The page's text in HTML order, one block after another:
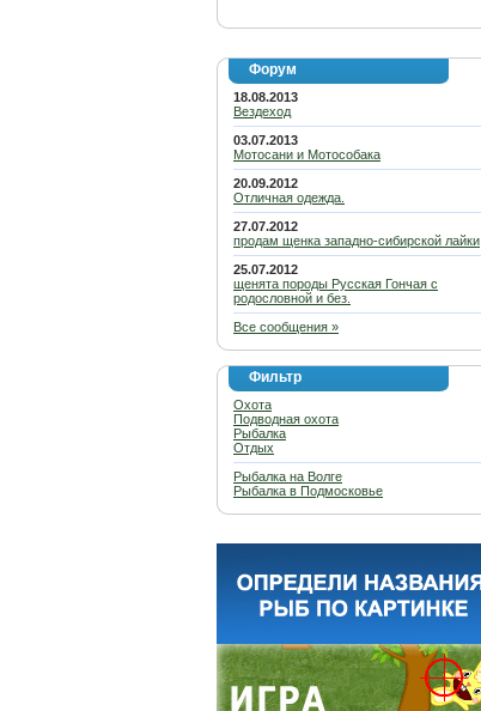
Форум
18.08.2013
Вездеход
03.07.2013
Мотосани и Мотособака
20.09.2012
Отличная одежда.
27.07.2012
продам щенка западно-сибирской лайки
25.07.2012
щенята породы Русская Гончая с
родословной и без.
Все сообщения »
Фильтр
Охота
Подводная охота
Рыбалка
Отдых
Рыбалка на Волге
Рыбалка в Подмосковье